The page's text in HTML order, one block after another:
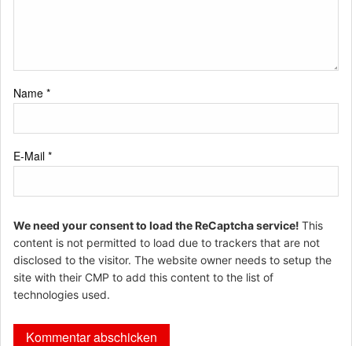
Name *
E-Mail *
We need your consent to load the ReCaptcha service! This
content is not permitted to load due to trackers that are not
disclosed to the visitor. The website owner needs to setup the
site with their CMP to add this content to the list of
technologies used.